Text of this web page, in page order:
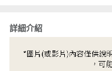
詳細介紹